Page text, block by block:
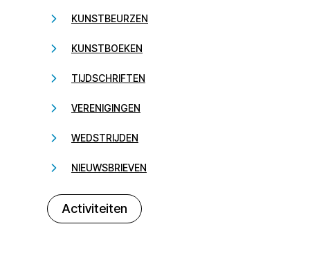
KUNSTBEURZEN
KUNSTBOEKEN
TIJDSCHRIFTEN
VERENIGINGEN
WEDSTRIJDEN
NIEUWSBRIEVEN
Activiteiten
232323